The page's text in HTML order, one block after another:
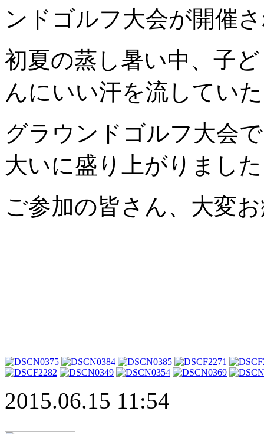
ンドゴルフ大会が開催
初夏の蒸し暑い中、子
んにいい汗を流してい
グラウンドゴルフ大会
大いに盛り上がりまし
ご参加の皆さん、大変
2015.06.15 11:54